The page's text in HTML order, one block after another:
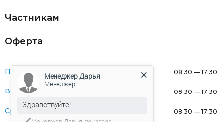
Частникам
Оферта
Понедельник: 08:30 — 17:30
Вторник: 08:30 — 17:30
Среда: 08:30 — 17:30
Менеджер Дарья
Менеджер
Здравствуйте!